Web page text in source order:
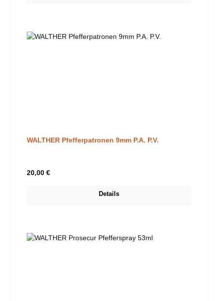
WALTHER Pfefferpatronen 9mm P.A. P.V.
Regulärer Preis:
20,00 €
Details